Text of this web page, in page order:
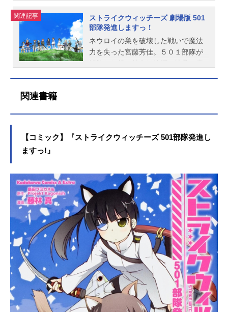
り：加隈亜衣雁淵孝美：末柄里恵管
野直枝：村川梨衣ニッカ･エドワー
デ...
リエッロ：吉北梨乃ジョアンナ・エ
リザベス・スタッフォード：豆咲り
おグレイス・メイトランド・スチュ
ワード：小松未可子石田大尉：石田
燿子スタッフ原作：島田フミカネ&Pr
とり、宮藤芳佳は、ロマーニャでの
戦いでウィッチとしての魔法力を失
うも、人々を救うため、故郷の扶桑
で医者をめざして勉強に励んでい
た。その芳佳のもとに、ひとりのウ
い医学を学ぶことができる―――目
を輝かせる宮藤は、欧州留学を決意
各地のウィッチたちが警戒を強めて
いた...
月20日（土）Vol.2：2015年1月10日
（土）Vol.3：2015年5月2日（土）話
数全3話キャスト【vol.1】エーリカ・
ハルトマン、ウルスラ・ハルトマ
ン：野川さくらミーナ・ディートリ
イェーガー：小清水亜美ハンナ・ユ
ィタ・ノイマン：たかはし智秋エル
ンスト・ロンメル：てらそままさき
宮藤芳佳：福圓美里山川美千子：佐
藤有世【vol.3】ペリーヌ・クロステ
ルマン：沢城みゆきリネット・ビシ
ョップ：名塚佳織アメリー・プラン
シャール：矢作紗友里宮藤芳佳：福
圓美里坂本美緒：世戸さお...
第502統合戦闘航空団に補給物資を持
ってきたエイラ・イルマタル・ユー
ティライネン少尉とサーニャ・V・リ
トヴャク中尉は、年明けまでペテル
ブルグ基地にて休暇を過ごす事にな
統合戦闘航空団・元隊員の2人と、第
る!!作品名ブレイブウィッチーズペテ
ルブルグ大戦略放送形態劇場版アニ
メシリーズブレイブウィッチーズス
ケジュール2017年5月13日（土）キ
ャスト雁淵ひかり：加隈亜衣雁淵孝
美：末柄里恵管野直枝：村川梨衣ニ
ッカ・エドワーディン・カタヤイネ
ン：高森奈津美ヴァルトルート・ク
ルピンスキー：石田嘉代アレクサン
ドラ・I・ポクルイーシキン：原由実
ジョーゼット・ルマール：照井春佳
下原定子：水谷麻鈴エディータ・ロ
スマン：五十嵐裕美グンドュラ・ラ
関連記事
ストライクウィッチーズ 劇場版 501
部隊発進しますっ！
ネウロイの巣を破壊した戦いで魔法
力を失った宮藤芳佳。５０１部隊が
１部隊の隊員たちも各地に散り、そ
キッカケに、再び集まり始める。そ
んな時、欧州を旅する宮藤と静夏の
前に、強大なネウロイが出現、宮藤
はかつてない最大の危機に陥ってし
まう。元５０１部隊の仲間たちは、
無事に宮藤たちを救い出す事ができ
るだろうか──!?作品名ストライクウ
ィッチーズ劇場版501部隊発進します
っ！放送形態劇場版アニメシリーズ
ストライクウィッチーズスケジュー
ル2019年10月4日（金）キャスト宮
藤芳佳：福圓美里服部静夏：内田彩
坂本美緒：世戸さおりリネット・ビ
関連書籍
【コミック】『ストライクウィッチーズ 501部隊発進し
ますっ!』